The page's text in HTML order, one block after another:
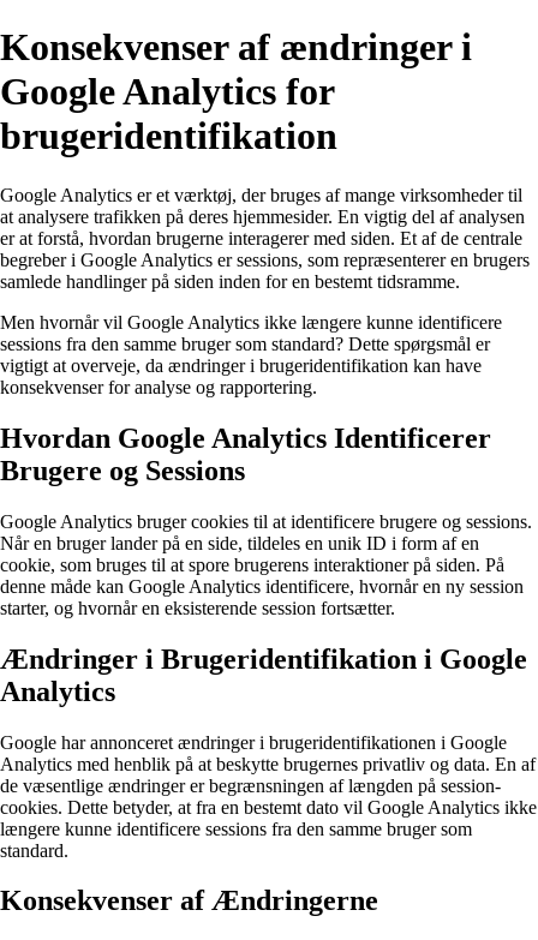
Konsekvenser af ændringer i
Google Analytics for
brugeridentifikation
Google Analytics er et værktøj, der bruges af mange virksomheder til
at analysere trafikken på deres hjemmesider. En vigtig del af analysen
er at forstå, hvordan brugerne interagerer med siden. Et af de centrale
begreber i Google Analytics er sessions, som repræsenterer en brugers
samlede handlinger på siden inden for en bestemt tidsramme.
Men hvornår vil Google Analytics ikke længere kunne identificere
sessions fra den samme bruger som standard? Dette spørgsmål er
vigtigt at overveje, da ændringer i brugeridentifikation kan have
konsekvenser for analyse og rapportering.
Hvordan Google Analytics Identificerer
Brugere og Sessions
Google Analytics bruger cookies til at identificere brugere og sessions.
Når en bruger lander på en side, tildeles en unik ID i form af en
cookie, som bruges til at spore brugerens interaktioner på siden. På
denne måde kan Google Analytics identificere, hvornår en ny session
starter, og hvornår en eksisterende session fortsætter.
Ændringer i Brugeridentifikation i Google
Analytics
Google har annonceret ændringer i brugeridentifikationen i Google
Analytics med henblik på at beskytte brugernes privatliv og data. En af
de væsentlige ændringer er begrænsningen af længden på session-
cookies. Dette betyder, at fra en bestemt dato vil Google Analytics ikke
længere kunne identificere sessions fra den samme bruger som
standard.
Konsekvenser af Ændringerne